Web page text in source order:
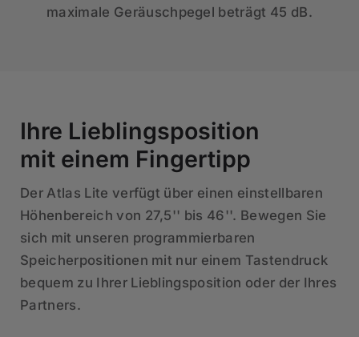
maximale Geräuschpegel beträgt 45 dB.
Ihre Lieblingsposition
mit einem Fingertipp
Der Atlas Lite verfügt über einen einstellbaren
Höhenbereich von 27,5'' bis 46''. Bewegen Sie
sich mit unseren programmierbaren
Speicherpositionen mit nur einem Tastendruck
bequem zu Ihrer Lieblingsposition oder der Ihres
Partners.